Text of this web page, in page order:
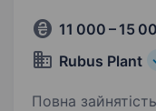
11 000 – 15
Rubus Plant
Повна зайнятість. Вакансія: